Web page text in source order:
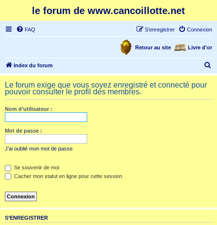
le forum de www.cancoillotte.net
FAQ Connexion
S’enregistrer
Livre d'or
Retour au site
Index du forum
e
h
Le forum exige que vous soyez enregistré et connecté pour
pouvoir consulter le profil des membres.
Nom d’utilisateur :
Mot de passe :
J’ai oublié mon mot de passe
Se souvenir de moi
Cacher mon statut en ligne pour cette session
S’ENREGISTRER